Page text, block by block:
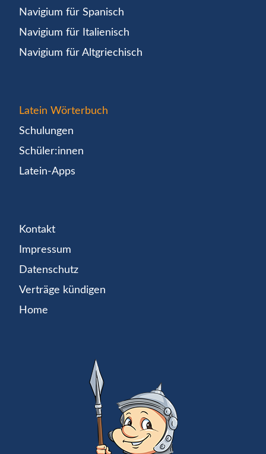
Navigium für Spanisch
Navigium für Italienisch
Navigium für Altgriechisch
Latein Wörterbuch
Schulungen
Schüler:innen
Latein-Apps
Kontakt
Impressum
Datenschutz
Verträge kündigen
Home